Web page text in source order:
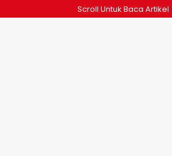
Scroll Untuk Baca Artikel